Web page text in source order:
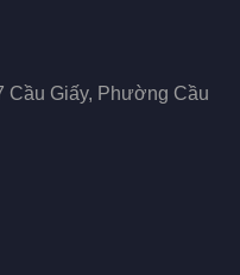
Cầu Giấy, Phường Cầu